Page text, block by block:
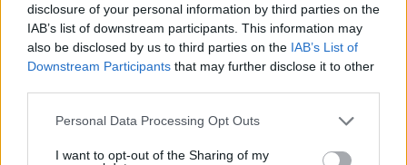
disclosure of your personal information by third parties on the
IAB’s list of downstream participants. This information may
also be disclosed by us to third parties on the IAB’s List of
Downstream Participants that may further disclose it to other
Personal Data Processing Opt Outs
I want to opt-out of the Sharing of my
19:02
Ιωάννα Τούνη: Τα γενέθλιά της και οι ευχές του
συντρόφου της
18:59
απασχόλησης των εποχικών πυροσβεστών